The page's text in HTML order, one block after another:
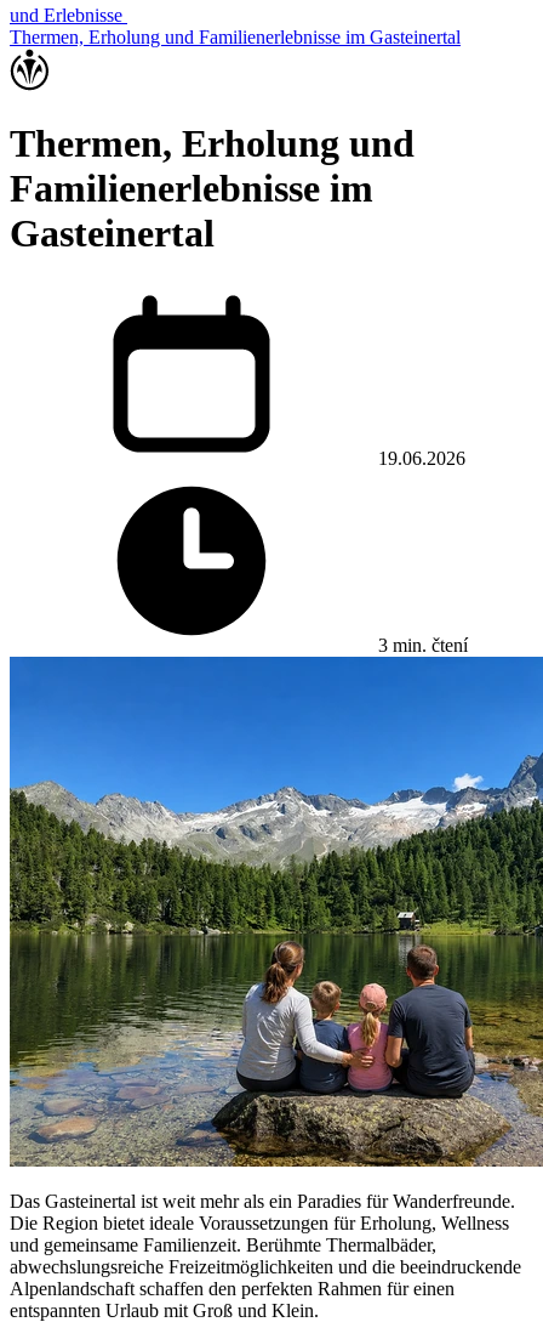
und Erlebnisse
Thermen, Erholung und Familienerlebnisse im Gasteinertal
Thermen, Erholung und
Familienerlebnisse im
Gasteinertal
19.06.2026
3 min. čtení
Das Gasteinertal ist weit mehr als ein Paradies für Wanderfreunde.
Die Region bietet ideale Voraussetzungen für Erholung, Wellness
und gemeinsame Familienzeit. Berühmte Thermalbäder,
abwechslungsreiche Freizeitmöglichkeiten und die beeindruckende
Alpenlandschaft schaffen den perfekten Rahmen für einen
entspannten Urlaub mit Groß und Klein.